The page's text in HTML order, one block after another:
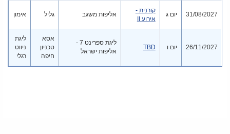
31/08/2027 יום ג
קורנית -
אירוע II
אליפות משגב גליל אימון
26/11/2027 יום ו TBD
ליגת ספרינט 7 -
אליפות ישראל
אסא
טכניון
חיפה
ליגת
ניווט
רגלי